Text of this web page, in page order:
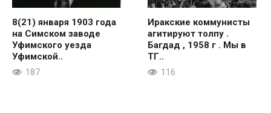
8(21) января 1903 года
на Симском заводе
Уфимского уезда
Уфимской..
187
Иракские коммунисты
агитируют толпу .
Багдад , 1958 г . Мы в
ТГ..
116